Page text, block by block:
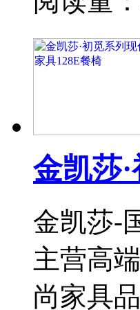
金凯莎
金凯莎-
主营高
尚家具